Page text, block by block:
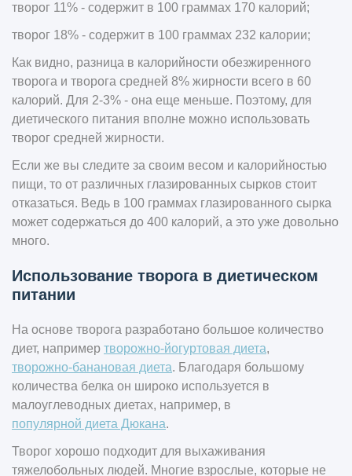
творог 11% - содержит в 100 граммах 170 калорий;
творог 18% - содержит в 100 граммах 232 калории;
Как видно, разница в калорийности обезжиренного
творога и творога средней 8% жирности всего в 60
калорий. Для 2-3% - она еще меньше. Поэтому, для
диетического питания вполне можно использовать
творог средней жирности.
Если же вы следите за своим весом и калорийностью
пищи, то от различных глазированных сырков стоит
отказаться. Ведь в 100 граммах глазированного сырка
может содержаться до 400 калорий, а это уже довольно
много.
Использование творога в диетическом
питании
На основе творога разработано большое количество
диет, например творожно-йогуртовая диета,
творожно-банановая диета. Благодаря большому
количества белка он широко используется в
малоуглеводных диетах, например, в
популярной диета Дюкана.
Творог хорошо подходит для выхаживания
тяжелобольных людей. Многие взрослые, которые не